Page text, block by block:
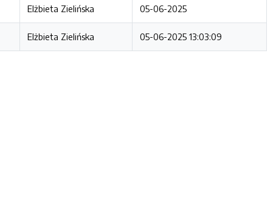
Elżbieta Zielińska 05-06-2025
Elżbieta Zielińska 05-06-2025 13:03:09